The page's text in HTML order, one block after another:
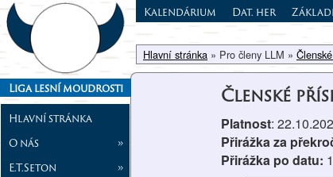
Liga lesní moudrosti
Hlavní stránka
O nás
»
E.T.Seton
»
Kalendárium Dat. her
Hlavní stránka » Pro členy LLM »
Členské
Platnost:
Přirážka za
Přirážka po datu: